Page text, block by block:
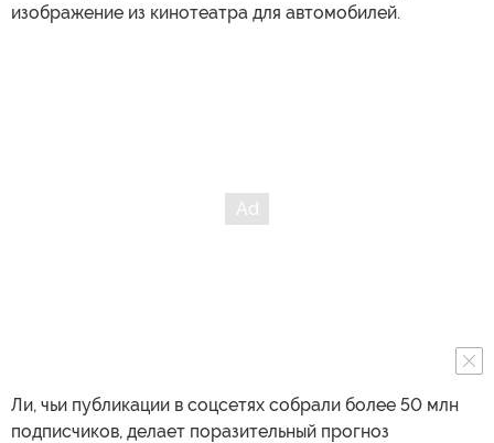
изображение из кинотеатра для автомобилей.
Ли, чьи публикации в соцсетях собрали более 50 млн
подписчиков, делает поразительный прогноз